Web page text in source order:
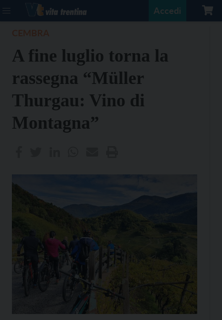
Accedi
A fine luglio torna la
rassegna “Müller
Thurgau: Vino di
Montagna”